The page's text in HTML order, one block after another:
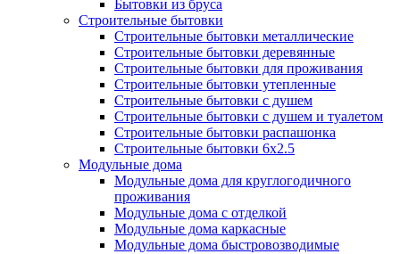
Бытовки из бруса
Строительные бытовки
Строительные бытовки металлические
Строительные бытовки деревянные
Строительные бытовки для проживания
Строительные бытовки утепленные
Строительные бытовки с душем
Строительные бытовки с душем и туалетом
Строительные бытовки распашонка
Строительные бытовки 6x2.5
Модульные дома
Модульные дома для круглогодичного
проживания
Модульные дома с отделкой
Модульные дома каркасные
Модульные дома быстровозводимые